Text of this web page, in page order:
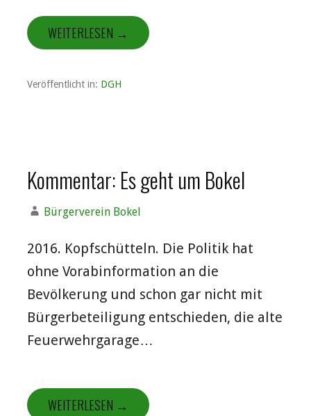
WEITERLESEN →
Veröffentlicht in: DGH
Kommentar: Es geht um Bokel
Bürgerverein Bokel
2016. Kopfschütteln. Die Politik hat
ohne Vorabinformation an die
Bevölkerung und schon gar nicht mit
Bürgerbeteiligung entschieden, die alte
Feuerwehrgarage…
WEITERLESEN →